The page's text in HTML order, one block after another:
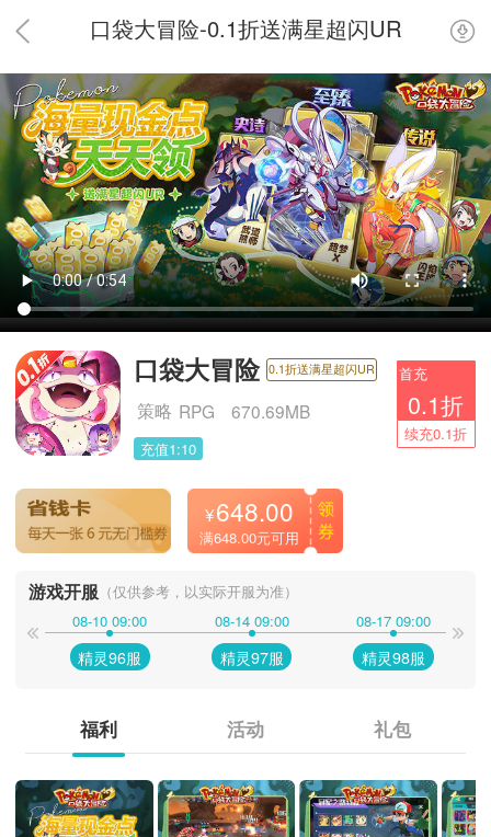
口袋大冒险-0.1折送满星超闪UR
口袋大冒险 0.1折送满星超闪UR
策略 RPG 670.69MB
充值1:10
首充
0.1折
续充0.1折
¥648.00
满648.00元可用
游戏开服 （仅供参考，以实际开服为准）
08-10 09:00
精灵96服
08-14 09:00
精灵97服
08-17 09:00
精灵98服
福利 活动 礼包